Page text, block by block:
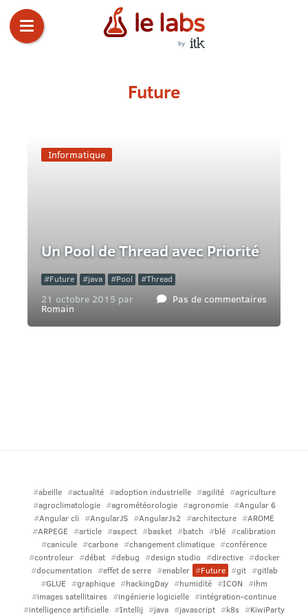
Future
Informatique
Un Pool de Thread avec Priorité
Future java Pool Thread
21 octobre 2015 par
Romain
Pas de commentaires
abeille actualité adoption industrielle agilité
agriculture
agroclimatologie
agrométéorologie agronomie
Angular 6
Angular cli
AngularJS AngularJs2 architecture
AROME
ARPEGE
article aspect basket batch blé
calibration
canicule
carbone changement climatique
conférence
controleur
débat debug design studio directive
docker
documentation
effet de serre enabler Future git
gitlab
GLUE
graphique hackingDay humidité ICON
ihm
images satellitaires
ingénierie logicielle
intégration-continue
intelligence artificielle
Intellij java javascript k8s KiwiParty